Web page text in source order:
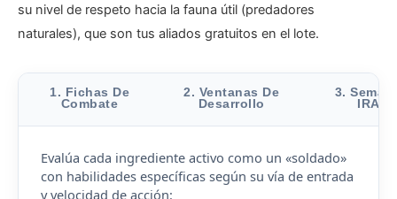
su nivel de respeto hacia la fauna útil (predadores
naturales), que son tus aliados gratuitos en el lote.
1. Fichas De
Combate
2. Ventanas De
Desarrollo
3.
IRAC
Evalúa cada ingrediente activo como un «soldado»
con habilidades específicas según su vía de entrada
y velocidad de acción: